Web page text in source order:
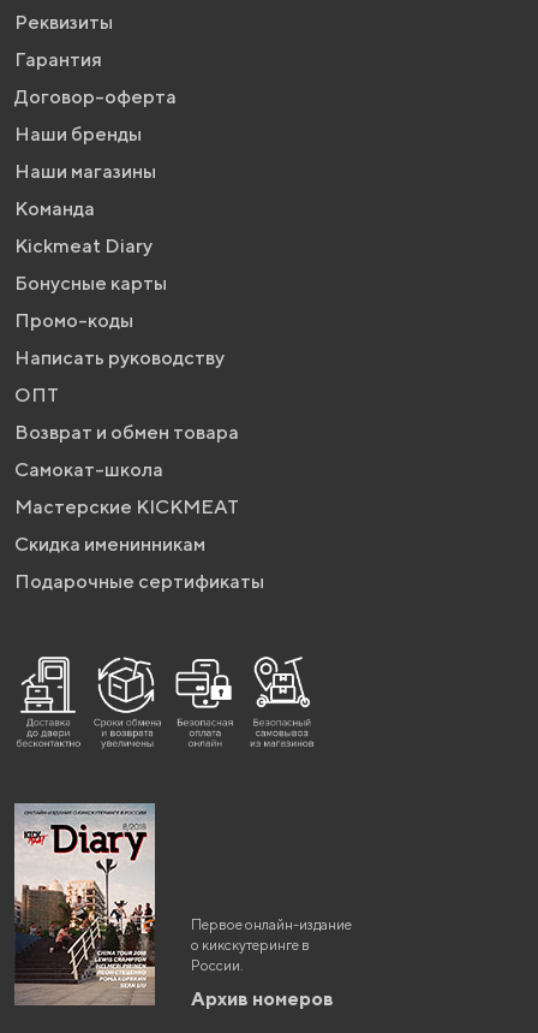
Реквизиты
Гарантия
Договор-оферта
Наши бренды
Наши магазины
Команда
Kickmeat Diary
Бонусные карты
Промо-коды
Написать руководству
ОПТ
Возврат и обмен товара
Самокат-школа
Мастерские KICKMEAT
Скидка именинникам
Подарочные сертификаты
Первое онлайн-издание
о кикскутеринге в
России.
Архив номеров